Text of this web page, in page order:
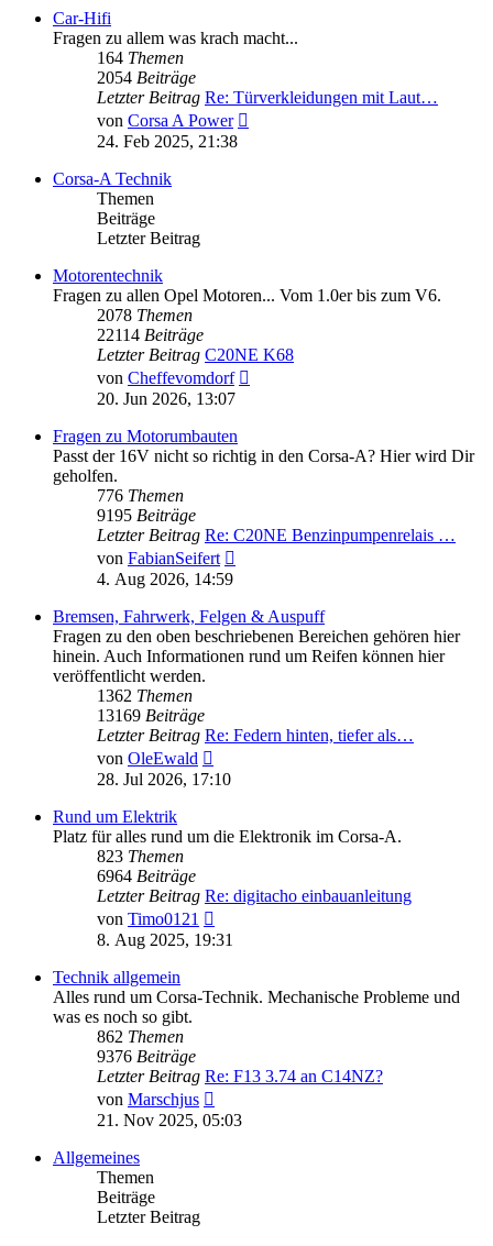
Car-Hifi
Fragen zu allem was krach macht...
164 Themen
2054 Beiträge
Letzter Beitrag Re: Türverkleidungen mit Laut…
von Corsa A Power
24. Feb 2025, 21:38
Corsa-A Technik
Themen
Beiträge
Letzter Beitrag
Motorentechnik
Fragen zu allen Opel Motoren... Vom 1.0er bis zum V6.
2078 Themen
22114 Beiträge
Letzter Beitrag C20NE K68
von Cheffevomdorf
20. Jun 2026, 13:07
Fragen zu Motorumbauten
Passt der 16V nicht so richtig in den Corsa-A? Hier wird Dir
geholfen.
776 Themen
9195 Beiträge
Letzter Beitrag Re: C20NE Benzinpumpenrelais …
von FabianSeifert
4. Aug 2026, 14:59
Bremsen, Fahrwerk, Felgen & Auspuff
Fragen zu den oben beschriebenen Bereichen gehören hier
hinein. Auch Informationen rund um Reifen können hier
veröffentlicht werden.
1362 Themen
13169 Beiträge
Letzter Beitrag Re: Federn hinten, tiefer als…
von OleEwald
Beitrag
28. Jul 2026, 17:10
Rund um Elektrik
Platz für alles rund um die Elektronik im Corsa-A.
823 Themen
6964 Beiträge
Letzter Beitrag Re: digitacho einbauanleitung
von Timo0121
Beitrag
8. Aug 2025, 19:31
Technik allgemein
Alles rund um Corsa-Technik. Mechanische Probleme und
was es noch so gibt.
862 Themen
9376 Beiträge
Letzter Beitrag Re: F13 3.74 an C14NZ?
von Marschjus
Beitrag
21. Nov 2025, 05:03
Allgemeines
Themen
Beiträge
Letzter Beitrag